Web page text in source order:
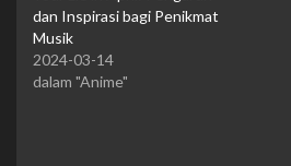
dan Inspirasi bagi Penikmat
Musik
2024-03-14
dalam "Anime"